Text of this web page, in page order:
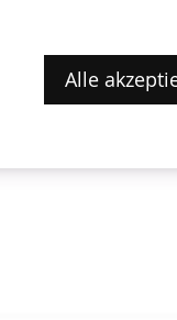
Alle